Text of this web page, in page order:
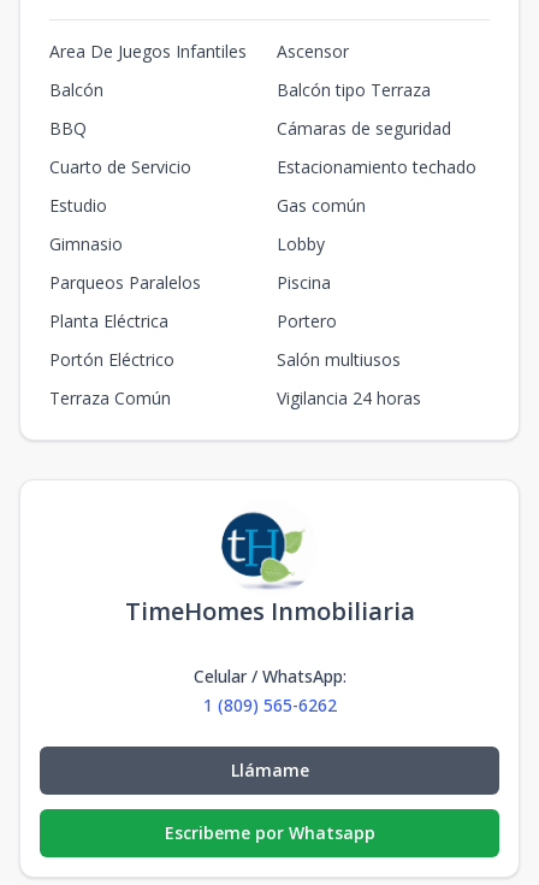
Area De Juegos Infantiles
Ascensor
Balcón
Balcón tipo Terraza
BBQ
Cámaras de seguridad
Cuarto de Servicio
Estacionamiento techado
Estudio
Gas común
Gimnasio
Lobby
Parqueos Paralelos
Piscina
Planta Eléctrica
Portero
Portón Eléctrico
Salón multiusos
Terraza Común
Vigilancia 24 horas
TimeHomes Inmobiliaria
Celular / WhatsApp:
1 (809) 565-6262
Llámame
Escribeme por Whatsapp